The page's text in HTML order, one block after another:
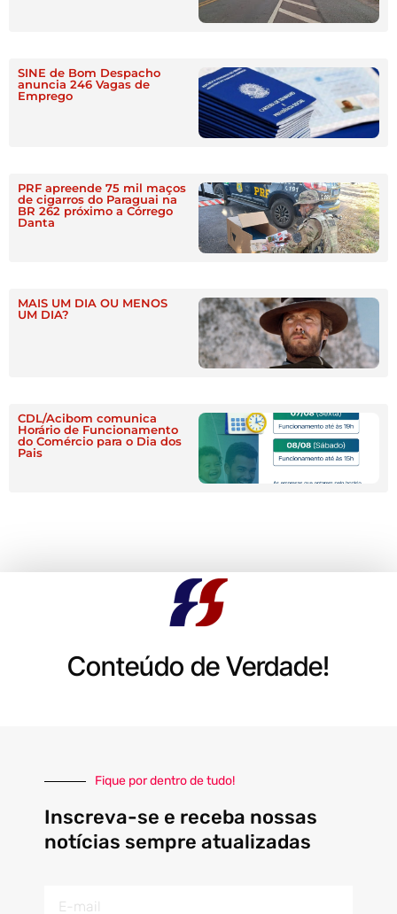
SINE de Bom Despacho
anuncia 246 Vagas de
Emprego
PRF apreende 75 mil maços
de cigarros do Paraguai na
BR 262 próximo a Córrego
Danta
MAIS UM DIA OU MENOS
UM DIA?
CDL/Acibom comunica
Horário de Funcionamento
do Comércio para o Dia dos
Pais
Conteúdo de Verdade!
Fique por dentro de tudo!
Inscreva-se e receba nossas
notícias sempre atualizadas